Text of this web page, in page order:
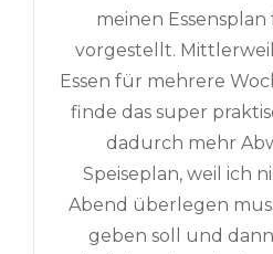
meinen
vorgestellt.
Essen für mehrere
finde das super
dadurch mehr
Speiseplan, weil ich
Abend überlegen
geben soll und